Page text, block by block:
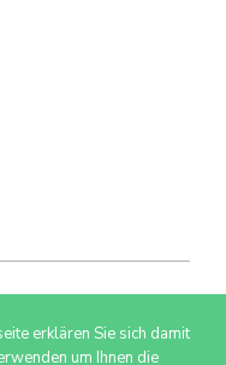
erklären Sie sich damit
um Ihnen die